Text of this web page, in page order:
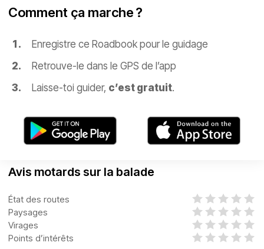
Comment ça marche ?
Enregistre ce Roadbook pour le guidage
Retrouve-le dans le GPS de l’app
Laisse-toi guider, c’est gratuit.
Avis motards sur la balade
État des routes
Paysages
Virages
Points d’intérêts